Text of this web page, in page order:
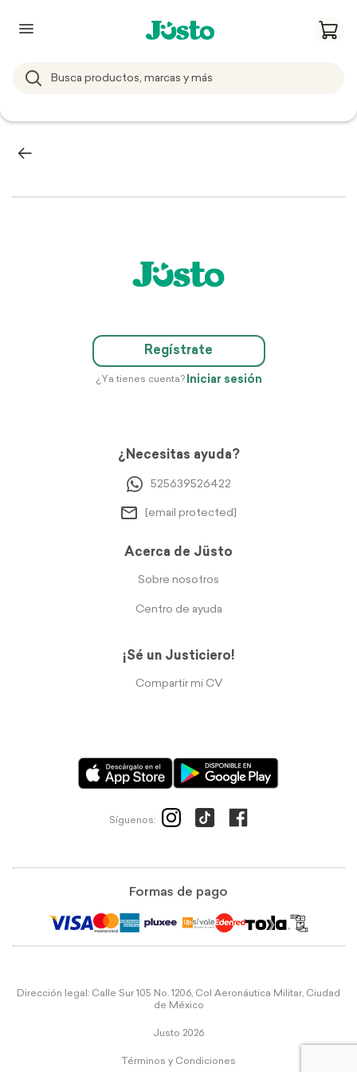
Regístrate
¿Ya tienes cuenta? Iniciar sesión
¿Necesitas ayuda?
525639526422
[email protected]
Acerca de Jüsto
Sobre nosotros
Centro de ayuda
¡Sé un Justiciero!
Compartir mi CV
Síguenos:
Formas de pago
Dirección legal: Calle Sur 105 No. 1206, Col Aeronáutica Militar, Ciudad
de México
Justo 2026
Términos y Condiciones